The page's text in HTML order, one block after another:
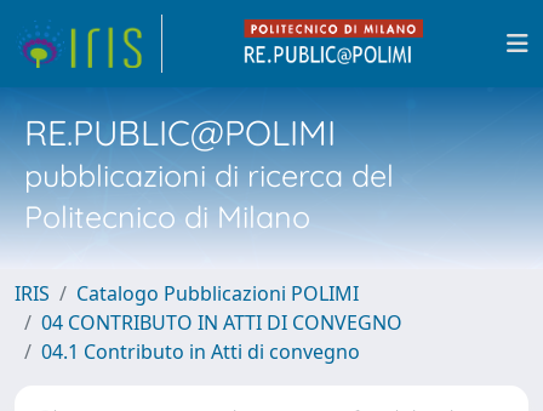
RE.PUBLIC@POLIMI
pubblicazioni di ricerca del
Politecnico di Milano
IRIS
Catalogo Pubblicazioni POLIMI
04 CONTRIBUTO IN ATTI DI CONVEGNO
04.1 Contributo in Atti di convegno